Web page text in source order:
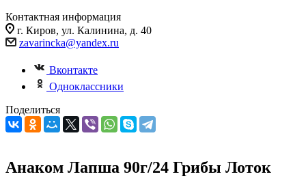
Контактная информация
г. Киров, ул. Калинина, д. 40
zavarincka@yandex.ru
Вконтакте
Одноклассники
Поделиться
Анаком Лапша 90г/24 Грибы Лоток